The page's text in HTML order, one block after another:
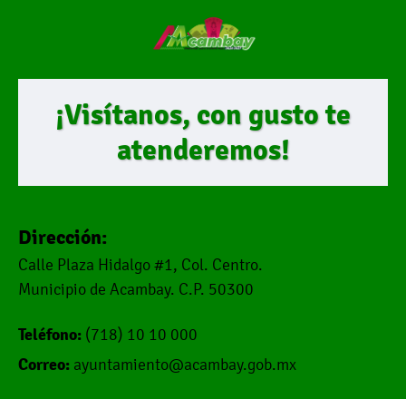
¡Visítanos, con gusto te
atenderemos!
Dirección:
Calle Plaza Hidalgo #1, Col. Centro.
Municipio de Acambay. C.P. 50300
Teléfono: (718) 10 10 000
Correo: ayuntamiento@acambay.gob.mx